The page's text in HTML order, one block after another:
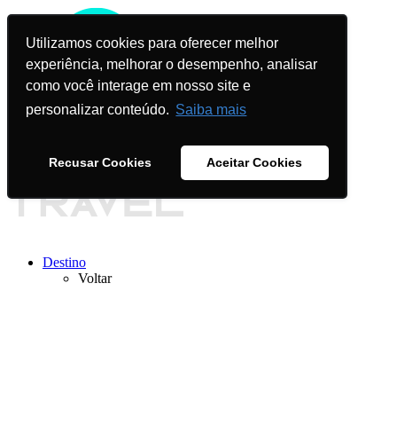
Utilizamos cookies para oferecer melhor
experiência, melhorar o desempenho, analisar
como você interage em nosso site e
personalizar conteúdo. Saiba mais
Recusar Cookies Aceitar Cookies
Destino
Voltar